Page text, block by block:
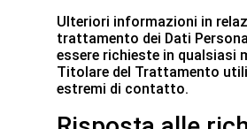
Ulteriori informazioni in
trattamento dei Dati
essere richieste in qualsiasi
Titolare del Trattamento
estremi di contatto.